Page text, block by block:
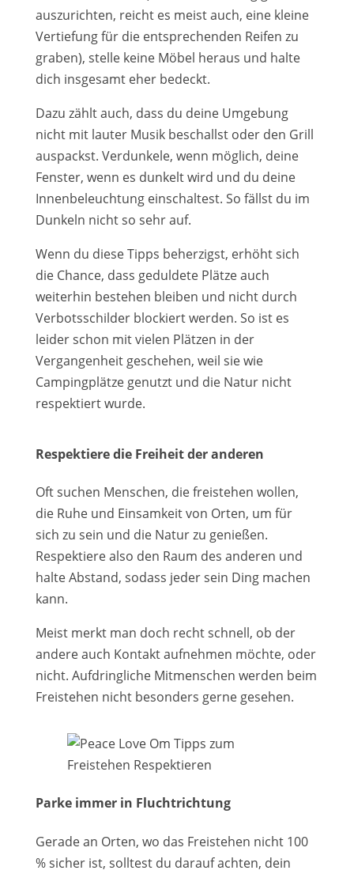
auszurichten, reicht es meist auch, eine kleine
Vertiefung für die entsprechenden Reifen zu
graben), stelle keine Möbel heraus und halte
dich insgesamt eher bedeckt.
Dazu zählt auch, dass du deine Umgebung
nicht mit lauter Musik beschallst oder den Grill
auspackst. Verdunkele, wenn möglich, deine
Fenster, wenn es dunkelt wird und du deine
Innenbeleuchtung einschaltest. So fällst du im
Dunkeln nicht so sehr auf.
Wenn du diese Tipps beherzigst, erhöht sich
die Chance, dass geduldete Plätze auch
weiterhin bestehen bleiben und nicht durch
Verbotsschilder blockiert werden. So ist es
leider schon mit vielen Plätzen in der
Vergangenheit geschehen, weil sie wie
Campingplätze genutzt und die Natur nicht
respektiert wurde.
Respektiere die Freiheit der anderen
Oft suchen Menschen, die freistehen wollen,
die Ruhe und Einsamkeit von Orten, um für
sich zu sein und die Natur zu genießen.
Respektiere also den Raum des anderen und
halte Abstand, sodass jeder sein Ding machen
kann.
Meist merkt man doch recht schnell, ob der
andere auch Kontakt aufnehmen möchte, oder
nicht. Aufdringliche Mitmenschen werden beim
Freistehen nicht besonders gerne gesehen.
Parke immer in Fluchtrichtung
Gerade an Orten, wo das Freistehen nicht 100
% sicher ist, solltest du darauf achten, dein